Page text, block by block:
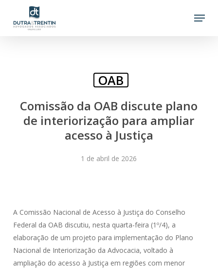
Menu
OAB
Comissão da OAB discute plano
de interiorização para ampliar
acesso à Justiça
1 de abril de 2026
A Comissão Nacional de Acesso à Justiça do Conselho
Federal da OAB discutiu, nesta quarta-feira (1º/4), a
elaboração de um projeto para implementação do Plano
Nacional de Interiorização da Advocacia, voltado à
ampliação do acesso à Justiça em regiões com menor